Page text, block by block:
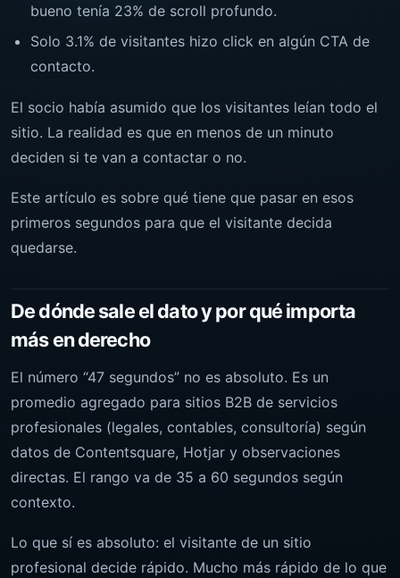
bueno tenía 23% de scroll profundo.
Solo 3.1% de visitantes hizo click en algún CTA de
contacto.
El socio había asumido que los visitantes leían todo el
sitio. La realidad es que en menos de un minuto
deciden si te van a contactar o no.
Este artículo es sobre qué tiene que pasar en esos
primeros segundos para que el visitante decida
quedarse.
De dónde sale el dato y por qué importa
más en derecho
El número “47 segundos” no es absoluto. Es un
promedio agregado para sitios B2B de servicios
profesionales (legales, contables, consultoría) según
datos de Contentsquare, Hotjar y observaciones
directas. El rango va de 35 a 60 segundos según
contexto.
Lo que sí es absoluto: el visitante de un sitio
profesional decide rápido. Mucho más rápido de lo que